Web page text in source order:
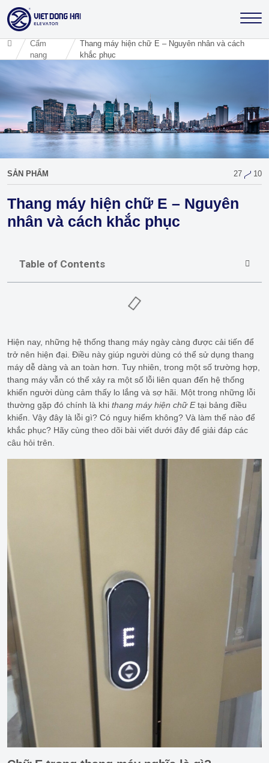
Cẩm
nang
Thang máy hiện chữ E – Nguyên nhân và cách
khắc phục
SẢN PHẨM 27 10
Thang máy hiện chữ E – Nguyên
nhân và cách khắc phục
Table of Contents
Hiện nay, những hệ thống thang máy ngày càng được cải tiến để
trở nên hiện đại. Điều này giúp người dùng có thể sử dụng thang
máy dễ dàng và an toàn hơn. Tuy nhiên, trong một số trường hợp,
thang máy vẫn có thể xảy ra một số lỗi liên quan đến hệ thống
khiến người dùng cảm thấy lo lắng và sợ hãi. Một trong những lỗi
thường gặp đó chính là khi thang máy hiện chữ Etại bảng điều
khiển. Vậy đây là lỗi gì? Có nguy hiểm không? Và làm thế nào để
khắc phục? Hãy cùng theo dõi bài viết dưới đây để giải đáp các
câu hỏi trên.